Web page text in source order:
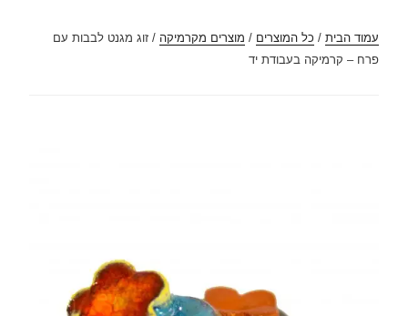
עמוד הבית / כל המוצרים / מוצרים מקרמיקה / זוג מגנט לבבות עם
פרח – קרמיקה בעבודת יד